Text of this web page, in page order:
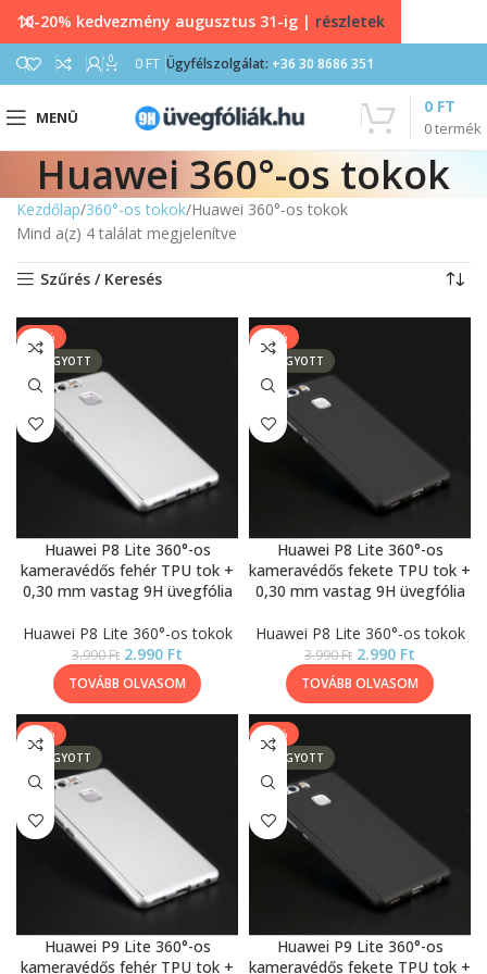
0 0 FT Ügyfélszolgálat: +36 30 8686 351
MENÜ
0termék
0 FT
Huawei 360°-os tokok
Kezdőlap 360°-os tokok Huawei 360°-os tokok
Mind a(z) 4 találat megjelenítve
Szűrés / Keresés
-25%
ELFOGYOTT
Huawei P8 Lite 360°-os
kameravédős fehér TPU tok +
0,30 mm vastag 9H üvegfólia
Huawei P8 Lite 360°-os tokok
3.990Ft 2.990 Ft
TOVÁBB OLVASOM
-25%
ELFOGYOTT
Huawei P8 Lite 360°-os
kameravédős fekete TPU tok +
0,30 mm vastag 9H üvegfólia
Huawei P8 Lite 360°-os tokok
3.990Ft 2.990 Ft
TOVÁBB OLVASOM
-25%
ELFOGYOTT
Huawei P9 Lite 360°-os
kameravédős fehér TPU tok +
-25%
ELFOGYOTT
Huawei P9 Lite 360°-os
kameravédős fekete TPU tok +
10-20% kedvezmény augusztus 31-ig | részletek